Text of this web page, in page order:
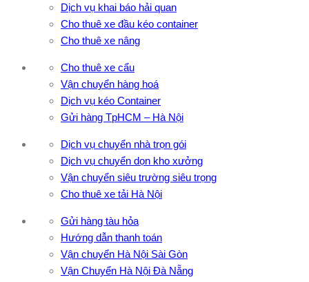
Dịch vụ khai báo hải quan
Cho thuê xe đầu kéo container
Cho thuê xe nâng
Cho thuê xe cẩu
Vận chuyển hàng hoá
Dịch vụ kéo Container
Gửi hàng TpHCM – Hà Nội
Dịch vụ chuyển nhà trọn gói
Dịch vụ chuyển dọn kho xưởng
Vận chuyển siêu trường siêu trọng
Cho thuê xe tải Hà Nội
Gửi hàng tàu hỏa
Hướng dẫn thanh toán
Vận chuyển Hà Nội Sài Gòn
Vận Chuyển Hà Nội Đà Nẵng